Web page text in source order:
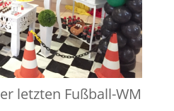
letzten Fußball-WM